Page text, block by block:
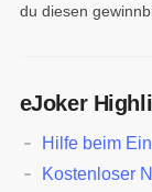
du diesen
eJoker
Hilfe beim
Kostenloser